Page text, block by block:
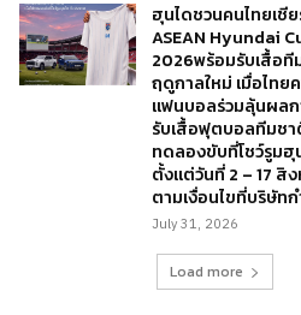
ฮุนไดชวนคนไทยเชี
ASEAN Hyundai
2026พร้อมรับเสื้อที
ฤดูกาลใหม่ เมื่อไทย
แฟนบอลร่วมลุ้นผลก
รับเสื้อฟุตบอลทีมชา
ทดลองขับที่โชว์รูมฮุ
ตั้งแต่วันที่ 2 – 17 สิ
ตามเงื่อนไขที่บริษัท
July 31, 2026
Load more